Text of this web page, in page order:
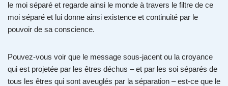
le moi séparé et regarde ainsi le monde à travers le filtre de ce
moi séparé et lui donne ainsi existence et continuité par le
pouvoir de sa conscience.
Pouvez-vous voir que le message sous-jacent ou la croyance
qui est projetée par les êtres déchus – et par les soi séparés de
tous les êtres qui sont aveuglés par la séparation – est-ce que le